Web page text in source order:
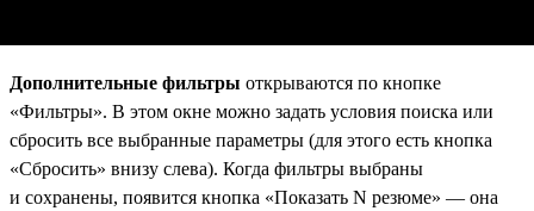
Дополнительные фильтры открываются по кнопке
«Фильтры». В этом окне можно задать условия поиска или
сбросить все выбранные параметры (для этого есть кнопка
«Сбросить» внизу слева). Когда фильтры выбраны
и сохранены, появится кнопка «Показать N резюме» — она